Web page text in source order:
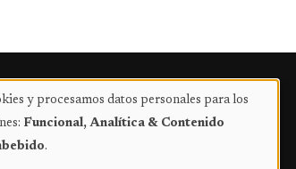
Publicidad
y procesamos datos personales para los
Funcional, Analítica & Contenido
.